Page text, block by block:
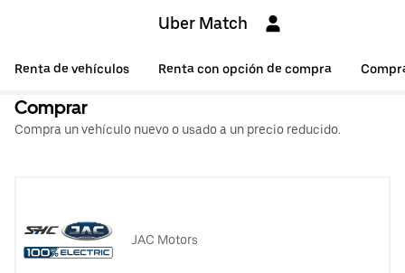
Uber Match
Renta de vehículos Renta con opción de compra
Comprar
Compra un vehículo nuevo o usado a un precio reducido.
JAC Motors